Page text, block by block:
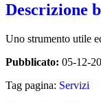
Descrizione
Uno strumento utile
Pubblicato: 05-12-
Tag pagina: Servizi